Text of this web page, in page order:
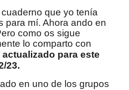
que yo tenía
para mí. Ahora ando en
como os sigue
lo comparto con
actualizado para este
23.
en uno de los grupos